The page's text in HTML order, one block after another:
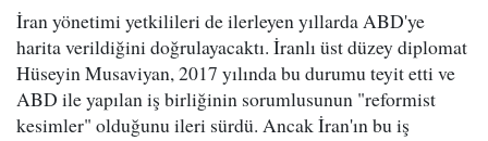
İran yönetimi yetkilileri de ilerleyen yıllarda ABD'ye
harita verildiğini doğrulayacaktı. İranlı üst düzey diplomat
Hüseyin Musaviyan, 2017 yılında bu durumu teyit etti ve
ABD ile yapılan iş birliğinin sorumlusunun "reformist
kesimler" olduğunu ileri sürdü. Ancak İran'ın bu iş